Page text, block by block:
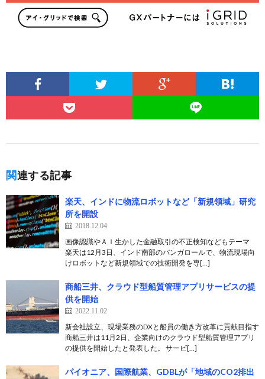
関連する記事
楽天、インドに物流ロボットなど「新規領域」研究
所を開設
2018.12.04
画像認識やＡＩ生かした金融取引の不正検知などもテーマ
楽天は12月3日、インド南部のバンガロールで、物流現場向
けロボットなど新規領域での技術開発を専[…]
商船三井、クラウド型船質管理アプリサービスの提
供を開始
2022.11.02
新会社設立、現場業務のDXと船員の働き方改革に貢献目指す
商船三井は11月2日、企業向けのクラウド型船質管理アプリ
の提供を開始したと発表した。 サービ[…]
パイオニア、国際航業、GDBLが「地域のCO2排出